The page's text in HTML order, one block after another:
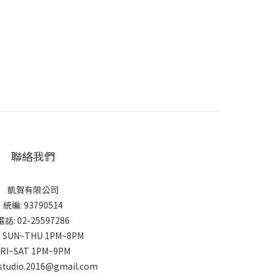
聯絡我們
凱賀有限公司
統編: 93790514
話: 02-25597286
SUN~THU 1PM~8PM
1PM~9PM